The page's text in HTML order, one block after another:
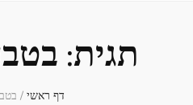
תגית:
דף ראשי /